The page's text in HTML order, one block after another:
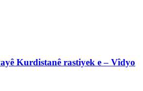
Kurdistanê rastiyek e – Vîdyo